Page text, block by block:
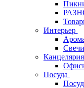
Интерьер
Свечи
Канцелярия
Посуда